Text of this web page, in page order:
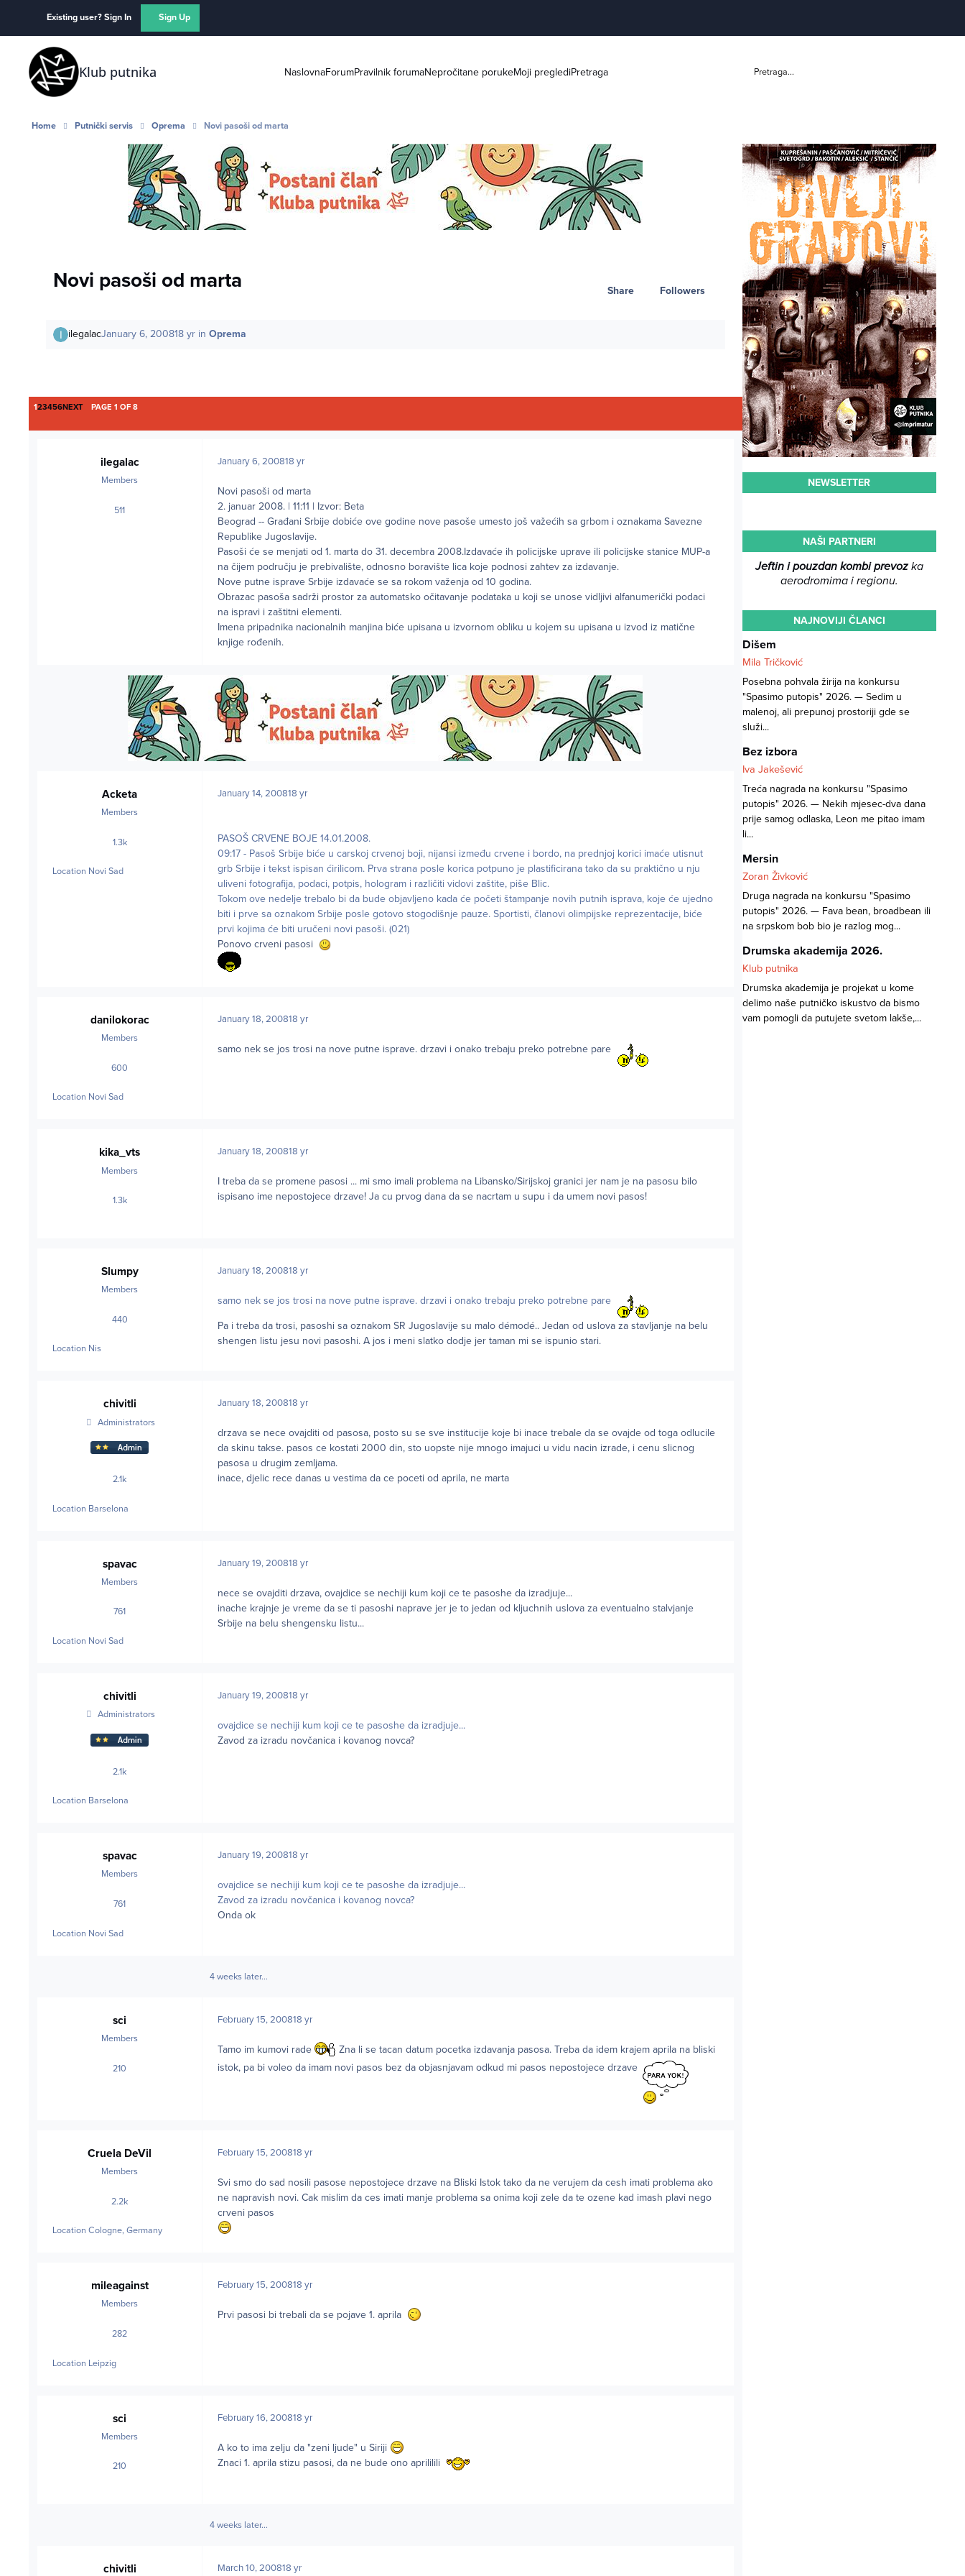
Existing user? Sign In Sign Up
Klub putnika NaslovnaForumPravilnik forumaNepročitane porukeMoji preglediPretraga Pretraga...
Home Putnički servis Oprema Novi pasoši od marta
Novi pasoši od marta Share Followers
ilegalacJanuary 6, 200818 yrin Oprema
123456NEXTLAST PAGE
PAGE 1 OF 8
ilegalac
Members
511posts
January 6, 200818 yr
Novi pasoši od marta
2. januar 2008. | 11:11 | Izvor: Beta
Beograd -- Građani Srbije dobiće ove godine nove pasoše umesto još važećih sa grbom i oznakama Savezne
Republike Jugoslavije.
Pasoši će se menjati od 1. marta do 31. decembra 2008.Izdavaće ih policijske uprave ili policijske stanice MUP-a
na čijem području je prebivalište, odnosno boravište lica koje podnosi zahtev za izdavanje.
Nove putne isprave Srbije izdavaće se sa rokom važenja od 10 godina.
Obrazac pasoša sadrži prostor za automatsko očitavanje podataka u koji se unose vidljivi alfanumerički podaci
na ispravi i zaštitni elementi.
Imena pripadnika nacionalnih manjina biće upisana u izvornom obliku u kojem su upisana u izvod iz matične
knjige rođenih.
Acketa
Members
1.3kposts
Location Novi Sad
January 14, 200818 yr
PASOŠ CRVENE BOJE 14.01.2008.
09:17 - Pasoš Srbije biće u carskoj crvenoj boji, nijansi između crvene i bordo, na prednjoj korici imaće utisnut
grb Srbije i tekst ispisan ćirilicom. Prva strana posle korica potpuno je plastificirana tako da su praktično u nju
uliveni fotografija, podaci, potpis, hologram i različiti vidovi zaštite, piše Blic.
Tokom ove nedelje trebalo bi da bude objavljeno kada će početi štampanje novih putnih isprava, koje će ujedno
biti i prve sa oznakom Srbije posle gotovo stogodišnje pauze. Sportisti, članovi olimpijske reprezentacije, biće
prvi kojima će biti uručeni novi pasoši. (021)
Ponovo crveni pasosi
danilokorac
Members
600posts
Location Novi Sad
January 18, 200818 yr
samo nek se jos trosi na nove putne isprave. drzavi i onako trebaju preko potrebne pare
kika_vts
Members
1.3kposts
January 18, 200818 yr
I treba da se promene pasosi ... mi smo imali problema na Libansko/Sirijskoj granici jer nam je na pasosu bilo
ispisano ime nepostojece drzave! Ja cu prvog dana da se nacrtam u supu i da umem novi pasos!
Slumpy
Members
440posts
Location Nis
January 18, 200818 yr
samo nek se jos trosi na nove putne isprave. drzavi i onako trebaju preko potrebne pare
Pa i treba da trosi, pasoshi sa oznakom SR Jugoslavije su malo démodé.. Jedan od uslova za stavljanje na belu
shengen listu jesu novi pasoshi. A jos i meni slatko dodje jer taman mi se ispunio stari.
chivitli
Administrators
2.1kposts
Location Barselona
January 18, 200818 yr
drzava se nece ovajditi od pasosa, posto su se sve institucije koje bi inace trebale da se ovajde od toga odlucile
da skinu takse. pasos ce kostati 2000 din, sto uopste nije mnogo imajuci u vidu nacin izrade, i cenu slicnog
pasosa u drugim zemljama.
inace, djelic rece danas u vestima da ce poceti od aprila, ne marta
spavac
Members
761posts
Location Novi Sad
January 19, 200818 yr
nece se ovajditi drzava, ovajdice se nechiji kum koji ce te pasoshe da izradjuje...
inache krajnje je vreme da se ti pasoshi naprave jer je to jedan od kljuchnih uslova za eventualno stalvjanje
Srbije na belu shengensku listu...
chivitli
Administrators
2.1kposts
Location Barselona
January 19, 200818 yr
ovajdice se nechiji kum koji ce te pasoshe da izradjuje...
Zavod za izradu novčanica i kovanog novca?
spavac
Members
761posts
Location Novi Sad
January 19, 200818 yr
ovajdice se nechiji kum koji ce te pasoshe da izradjuje...
Zavod za izradu novčanica i kovanog novca?
Onda ok
4 weeks later...
sci
Members
210posts
February 15, 200818 yr
Tamo im kumovi rade
Zna li se tacan datum pocetka izdavanja pasosa. Treba da idem krajem aprila na bliski
istok, pa bi voleo da imam novi pasos bez da objasnjavam odkud mi pasos nepostojece drzave
Cruela DeVil
Members
2.2kposts
Location Cologne, Germany
February 15, 200818 yr
Svi smo do sad nosili pasose nepostojece drzave na Bliski Istok tako da ne verujem da cesh imati problema ako
ne napravish novi. Cak mislim da ces imati manje problema sa onima koji zele da te ozene kad imash plavi nego
crveni pasos
mileagainst
Members
282posts
Location Leipzig
February 15, 200818 yr
Prvi pasosi bi trebali da se pojave 1. aprila
sci
Members
210posts
February 16, 200818 yr
A ko to ima zelju da "zeni ljude" u Siriji
Znaci 1. aprila stizu pasosi, da ne bude ono aprililili
4 weeks later...
chivitli March 10, 200818 yr
NEWSLETTER
NAŠI PARTNERI
Jeftin i pouzdan kombi prevozka
aerodromima i regionu.
NAJNOVIJI ČLANCI
Dišem
Mila Tričković
Posebna pohvala žirija na konkursu
"Spasimo putopis" 2026. — Sedim u
malenoj, ali prepunoj prostoriji gde se
služi...
Bez izbora
Iva Jakešević
Treća nagrada na konkursu "Spasimo
putopis" 2026. — Nekih mjesec-dva dana
prije samog odlaska, Leon me pitao imam
li...
Mersin
Zoran Živković
Druga nagrada na konkursu "Spasimo
putopis" 2026. — Fava bean, broadbean ili
na srpskom bob bio je razlog mog...
Drumska akademija 2026.
Klub putnika
Drumska akademija je projekat u kome
delimo naše putničko iskustvo da bismo
vam pomogli da putujete svetom lakše,...